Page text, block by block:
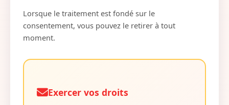
Lorsque le traitement est fondé sur le
consentement, vous pouvez le retirer à tout
moment.
Exercer vos droits